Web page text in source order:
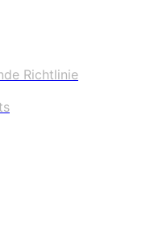
Richtlinie